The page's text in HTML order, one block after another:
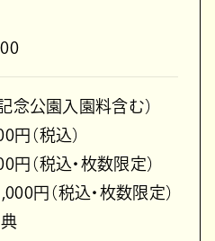
念公園入園料含む）
円（税込）
円（税込・枚数限定）
円（税込・枚数限定）